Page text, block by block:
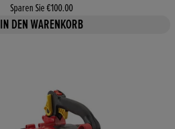
Sparen Sie €100.00
IN DEN WARENKORB